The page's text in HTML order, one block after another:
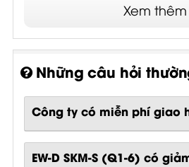
Xem thêm
Những câu hỏi
Công ty có miễn phí giao
EW-D SKM-S (Q1-6) có